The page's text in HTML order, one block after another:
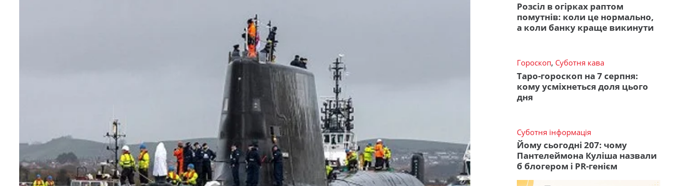
Розсіл в огірках раптом
помутнів: коли це нормально,
а коли банку краще викинути
Гороскоп, Суботня кава
Таро-гороскоп на 7 серпня:
кому усміхнеться доля цього
дня
Суботня інформація
Йому сьогодні 207: чому
Пантелеймона Куліша назвали
б блогером і PR-генієм